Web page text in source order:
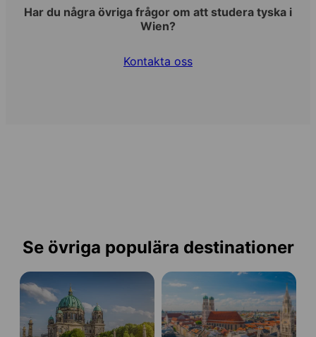
Har du några övriga frågor om att studera tyska i
Wien?
Kontakta oss
Se övriga populära destinationer